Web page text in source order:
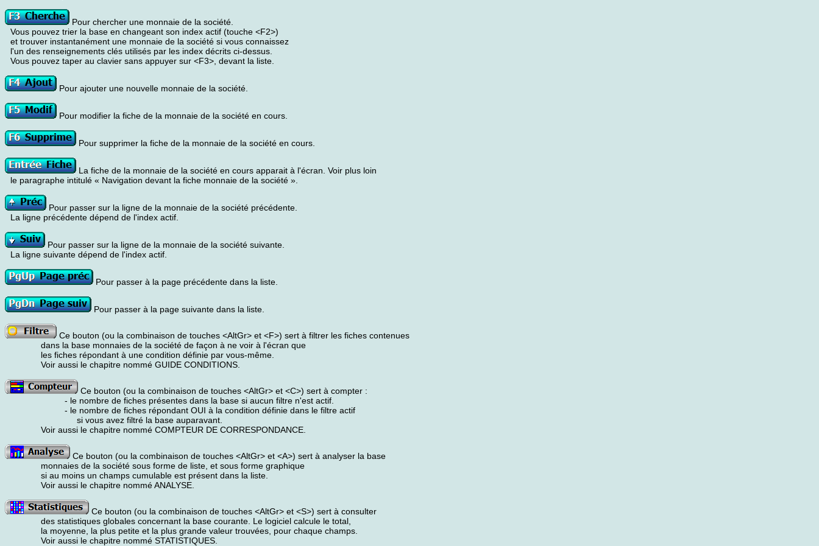
Pour chercher une monnaie de la société.
Vous pouvez trier la base en changeant son index actif (touche <F2>)
et trouver instantanément une monnaie de la société si vous connaissez
l'un des renseignements clés utilisés par les index décrits ci-dessus.
Vous pouvez taper au clavier sans appuyer sur <F3>, devant la liste.
Pour ajouter une nouvelle monnaie de la société.
Pour modifier la fiche de la monnaie de la société en cours.
Pour supprimer la fiche de la monnaie de la société en cours.
La fiche de la monnaie de la société en cours apparait à l'écran. Voir plus loin
le paragraphe intitulé « Navigation devant la fiche monnaie de la société ».
Pour passer sur la ligne de la monnaie de la société précédente.
La ligne précédente dépend de l'index actif.
Pour passer sur la ligne de la monnaie de la société suivante.
La ligne suivante dépend de l'index actif.
Pour passer à la page précédente dans la liste.
Pour passer à la page suivante dans la liste.
Ce bouton (ou la combinaison de touches <AltGr> et <F>) sert à filtrer les fiches contenues
dans la base monnaies de la société de façon à ne voir à l'écran que
les fiches répondant à une condition définie par vous-même.
Voir aussi le chapitre nommé GUIDE CONDITIONS.
Ce bouton (ou la combinaison de touches <AltGr> et <C>) sert à compter :
- le nombre de fiches présentes dans la base si aucun filtre n'est actif.
- le nombre de fiches répondant OUI à la condition définie dans le filtre actif
si vous avez filtré la base auparavant.
Voir aussi le chapitre nommé COMPTEUR DE CORRESPONDANCE.
Ce bouton (ou la combinaison de touches <AltGr> et <A>) sert à analyser la base
monnaies de la société sous forme de liste, et sous forme graphique
si au moins un champs cumulable est présent dans la liste.
Voir aussi le chapitre nommé ANALYSE.
Ce bouton (ou la combinaison de touches <AltGr> et <S>) sert à consulter
des statistiques globales concernant la base courante. Le logiciel calcule le total,
la moyenne, la plus petite et la plus grande valeur trouvées, pour chaque champs.
Voir aussi le chapitre nommé STATISTIQUES.